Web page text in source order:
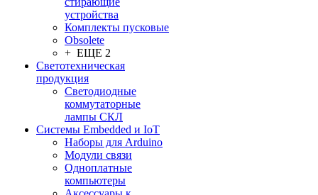
устройства
Комплекты пусковые
Obsolete
+ ЕЩЕ 2
Светотехническая
продукция
Светодиодные
коммутаторные
лампы СКЛ
Системы Embedded и IoT
Наборы для Arduino
Модули связи
Одноплатные
компьютеры